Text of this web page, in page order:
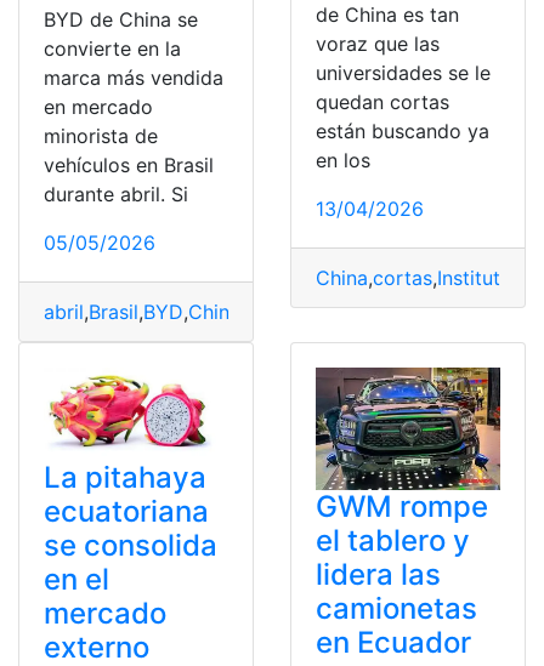
BYD de China se
convierte en la
marca más vendida
en mercado
minorista de
vehículos en Brasil
durante abril. Si
05/05/2026
abril,Brasil,BYD,China Marca,Mercado,Minorista,
de China es tan
voraz que las
universidades se le
quedan cortas
están buscando ya
en los
13/04/2026
China,cortas,Institutos
La pitahaya
ecuatoriana
se consolida
en el
mercado
externo
GWM rompe
el tablero y
lidera las
camionetas
en Ecuador